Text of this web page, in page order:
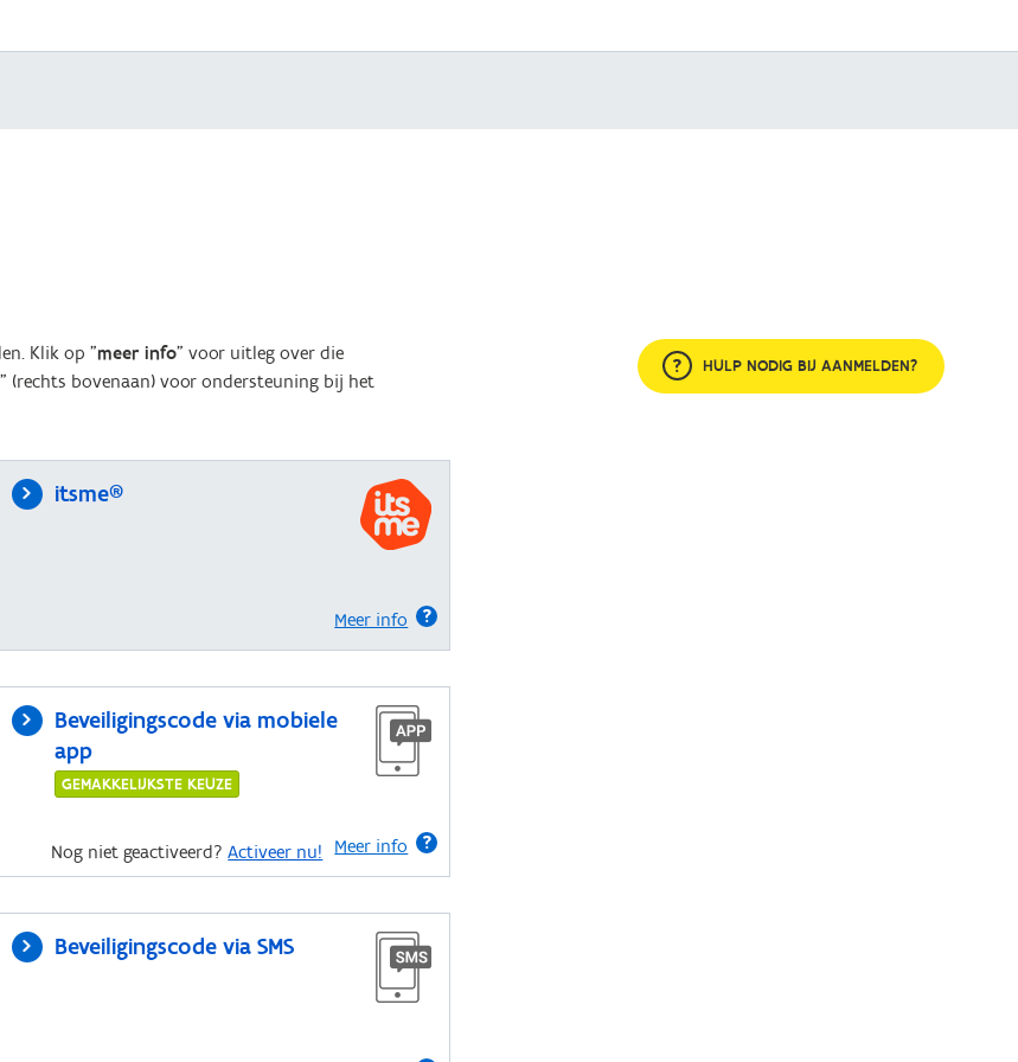
Klik op "meer info" voor uitleg over die
" (rechts bovenaan) voor ondersteuning bij het
itsme®
Meer info
Beveiligingscode via mobiele
app
GEMAKKELIJKSTE KEUZE
Meer info
Nog niet geactiveerd?Activeer nu!
Beveiligingscode via SMS
HULP NODIG BIJ AANMELDEN?